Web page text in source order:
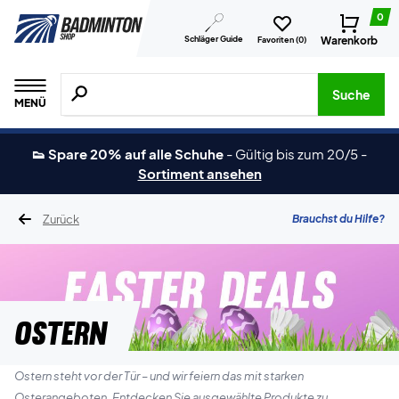
Schläger Guide Favoriten (0)
0
Warenkorb
MENÜ
Suche nach Produkten, Marken usw.
Suche
👟 Spare 20% auf alle Schuhe - Gültig bis zum 20/5 -
Sortiment ansehen
Zurück Brauchst du Hilfe?
OSTERN
Ostern steht vor der Tür – und wir feiern das mit starken